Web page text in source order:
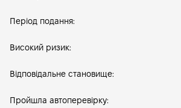
Період подання:
Високий ризик:
Відповідальне становище:
Пройшла автоперевірку: